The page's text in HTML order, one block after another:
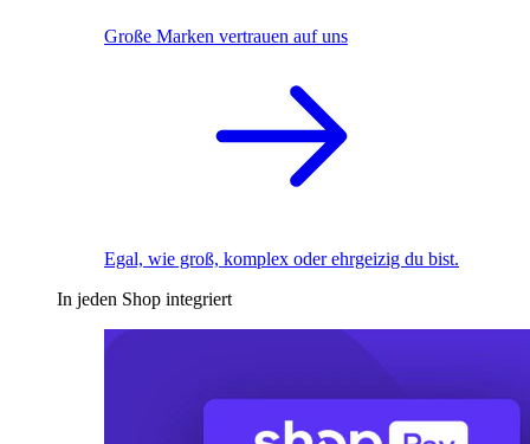
Große Marken vertrauen auf uns
Egal, wie groß, komplex oder ehrgeizig du bist.
In jeden Shop integriert